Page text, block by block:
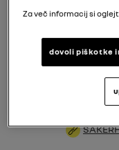
Za več informacij si
dovoli piškotke